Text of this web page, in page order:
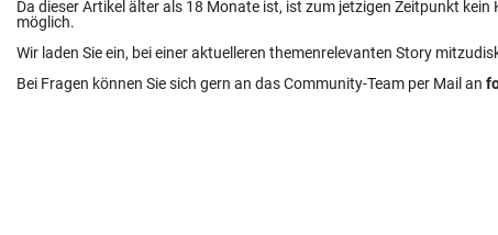
Da dieser Artikel älter als 18 Monate ist, ist zum jetzigen Zeitpunkt kein
möglich.
Wir laden Sie ein, bei einer aktuelleren themenrelevanten Story
Bei Fragen können Sie sich gern an das Community-Team per Mail an